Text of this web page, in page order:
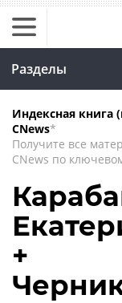
Разделы
Индексная книга
CNews*
Получите все
CNews по
+